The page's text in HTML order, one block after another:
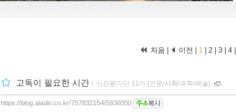
처음 | 이전 | 1 2 3 4
고독이 필요한 시간 ｌ 신간평가단 11기 [인문/사회/과학/예술]
https://blog.aladin.co.kr/757832154/5936000